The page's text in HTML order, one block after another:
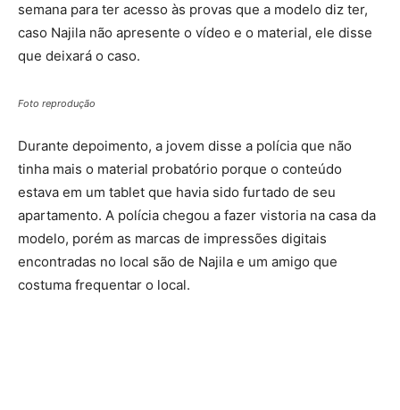
semana para ter acesso às provas que a modelo diz ter,
caso Najila não apresente o vídeo e o material, ele disse
que deixará o caso.
Foto reprodução
Durante depoimento, a jovem disse a polícia que não
tinha mais o material probatório porque o conteúdo
estava em um tablet que havia sido furtado de seu
apartamento. A polícia chegou a fazer vistoria na casa da
modelo, porém as marcas de impressões digitais
encontradas no local são de Najila e um amigo que
costuma frequentar o local.